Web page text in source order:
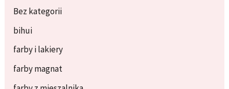
Bez kategorii
bihui
farby i lakiery
farby magnat